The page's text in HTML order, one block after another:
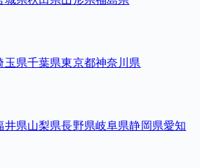
玉県千葉県東京都神奈川県
井県山梨県長野県岐阜県静岡県愛知